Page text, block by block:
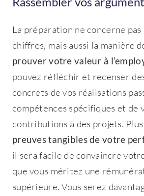
La préparation ne concerne
chiffres, mais aussi la manière
prouver votre valeur à
pouvez réfléchir et recenser
concrets de vos réalisations
compétences spécifiques et de
contributions à des projets. Plus
preuves tangibles de votre
il sera facile de convaincre
que vous méritez une
supérieure. Vous serez